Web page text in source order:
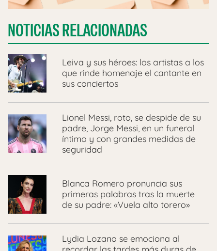
NOTICIAS RELACIONADAS
Leiva y sus héroes: los artistas a los
que rinde homenaje el cantante en
sus conciertos
Lionel Messi, roto, se despide de su
padre, Jorge Messi, en un funeral
íntimo y con grandes medidas de
seguridad
Blanca Romero pronuncia sus
primeras palabras tras la muerte
de su padre: «Vuela alto torero»
Lydia Lozano se emociona al